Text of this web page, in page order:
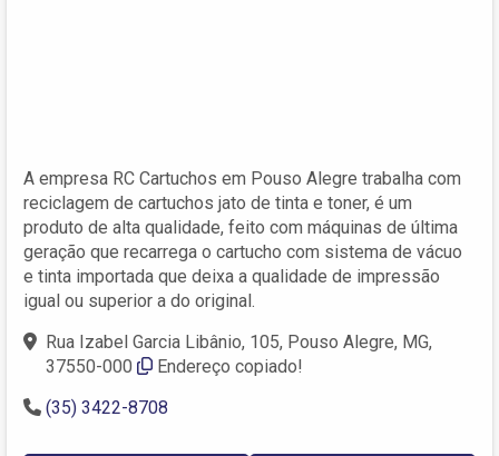
A empresa RC Cartuchos em Pouso Alegre trabalha com
reciclagem de cartuchos jato de tinta e toner, é um
produto de alta qualidade, feito com máquinas de última
geração que recarrega o cartucho com sistema de vácuo
e tinta importada que deixa a qualidade de impressão
igual ou superior a do original.
Rua Izabel Garcia Libânio, 105, Pouso Alegre, MG,
37550-000‎
Endereço copiado!
(35) 3422-8708